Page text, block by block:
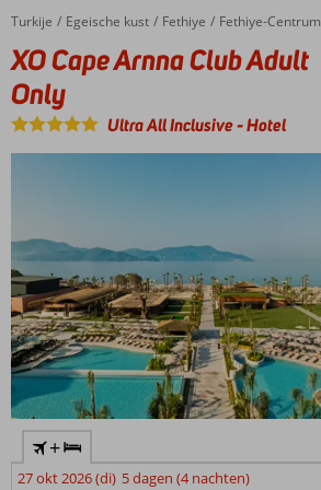
3
privé
baaien
Voor
de
hele
vanuit
de
glijbaan
in zee
Home
Turkije Egeische kust Fethiye Fethiye-Centrum
XO Cape Arnna Club Adult Only
XO Cape Arnna Club Adult
Only
Ultra All Inclusive-Hotel
+
27 okt 2026 (di) 5 dagen (4 nachten)